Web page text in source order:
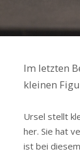
Im letzten
kleinen
Ursel stellt
her. Sie hat
ist bei